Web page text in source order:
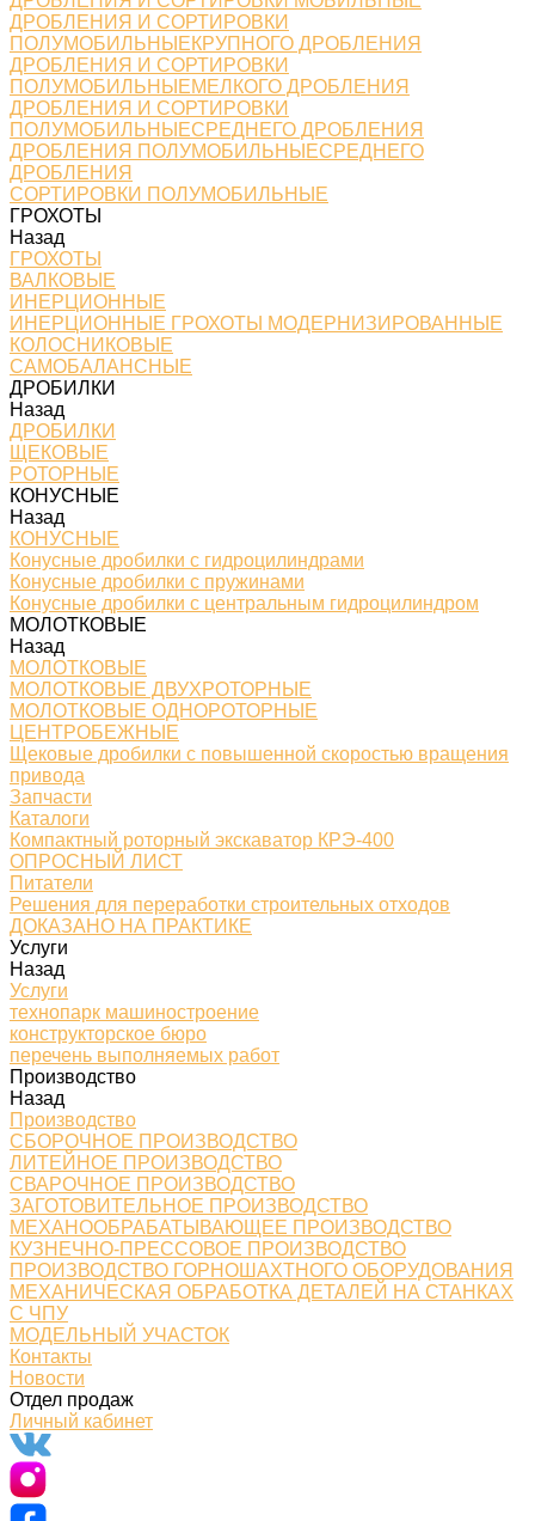
ДРОБЛЕНИЯ И СОРТИРОВКИ
ПОЛУМОБИЛЬНЫЕКРУПНОГО ДРОБЛЕНИЯ
ДРОБЛЕНИЯ И СОРТИРОВКИ
ПОЛУМОБИЛЬНЫЕМЕЛКОГО ДРОБЛЕНИЯ
ДРОБЛЕНИЯ И СОРТИРОВКИ
ПОЛУМОБИЛЬНЫЕСРЕДНЕГО ДРОБЛЕНИЯ
ДРОБЛЕНИЯ ПОЛУМОБИЛЬНЫЕСРЕДНЕГО
ДРОБЛЕНИЯ
СОРТИРОВКИ ПОЛУМОБИЛЬНЫЕ
ГРОХОТЫ
Назад
ГРОХОТЫ
ВАЛКОВЫЕ
ИНЕРЦИОННЫЕ
ИНЕРЦИОННЫЕ ГРОХОТЫ МОДЕРНИЗИРОВАННЫЕ
КОЛОСНИКОВЫЕ
САМОБАЛАНСНЫЕ
ДРОБИЛКИ
Назад
ДРОБИЛКИ
ЩЕКОВЫЕ
РОТОРНЫЕ
КОНУСНЫЕ
Назад
КОНУСНЫЕ
Конусные дробилки с гидроцилиндрами
Конусные дробилки с пружинами
Конусные дробилки с центральным гидроцилиндром
МОЛОТКОВЫЕ
Назад
МОЛОТКОВЫЕ
МОЛОТКОВЫЕ ДВУХРОТОРНЫЕ
МОЛОТКОВЫЕ ОДНОРОТОРНЫЕ
ЦЕНТРОБЕЖНЫЕ
Щековые дробилки с повышенной скоростью вращения
привода
Запчасти
Каталоги
Компактный роторный экскаватор КРЭ-400
ОПРОСНЫЙ ЛИСТ
Питатели
Решения для переработки строительных отходов
ДОКАЗАНО НА ПРАКТИКЕ
Услуги
Назад
Услуги
технопарк машиностроение
конструкторское бюро
перечень выполняемых работ
Производство
Назад
Производство
СБОРОЧНОЕ ПРОИЗВОДСТВО
ЛИТЕЙНОЕ ПРОИЗВОДСТВО
СВАРОЧНОЕ ПРОИЗВОДСТВО
ЗАГОТОВИТЕЛЬНОЕ ПРОИЗВОДСТВО
МЕХАНООБРАБАТЫВАЮЩЕЕ ПРОИЗВОДСТВО
КУЗНЕЧНО-ПРЕССОВОЕ ПРОИЗВОДСТВО
ПРОИЗВОДСТВО ГОРНОШАХТНОГО ОБОРУДОВАНИЯ
МЕХАНИЧЕСКАЯ ОБРАБОТКА ДЕТАЛЕЙ НА СТАНКАХ
С ЧПУ
МОДЕЛЬНЫЙ УЧАСТОК
Контакты
Новости
Отдел продаж
Личный кабинет